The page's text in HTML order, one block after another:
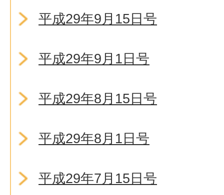
平成29年9月15日号
平成29年9月1日号
平成29年8月15日号
平成29年8月1日号
平成29年7月15日号